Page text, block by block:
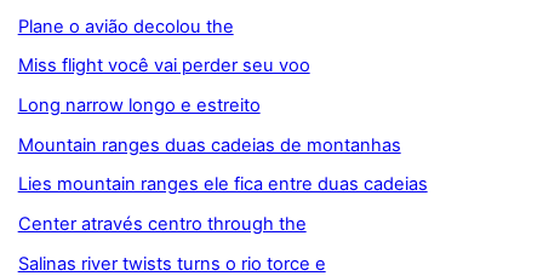
Plane o avião decolou the
Miss flight você vai perder seu voo
Long narrow longo e estreito
Mountain ranges duas cadeias de montanhas
Lies mountain ranges ele fica entre duas cadeias
Center através centro through the
Salinas river twists turns o rio torce e